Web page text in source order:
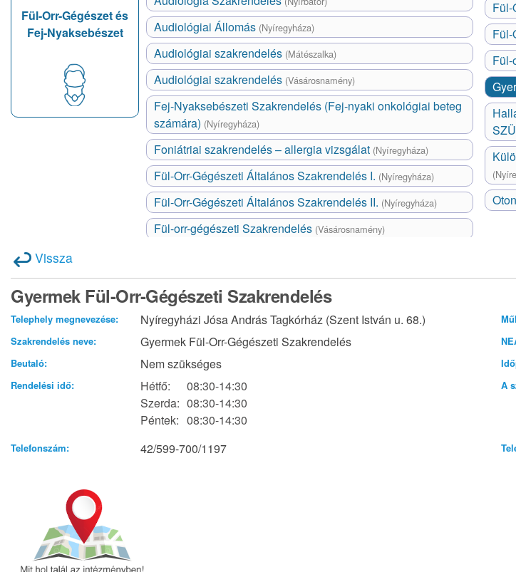
Fül-Orr-Gégészet és
Fej-Nyaksebészet
Audiológiai Állomás (Nyíregyháza)
Audiológiai szakrendelés (Mátészalka)
Audiológiai szakrendelés (Vásárosnamény)
Fej-Nyaksebészeti Szakrendelés (Fej-nyaki onkológiai beteg
számára) (Nyíregyháza)
Foniátriai szakrendelés – allergia vizsgálat (Nyíregyháza)
Fül-Orr-Gégészeti Általános Szakrendelés I. (Nyíregyháza)
Fül-Orr-Gégészeti Általános Szakrendelés II. (Nyíregyháza)
Fül-orr-gégészeti Szakrendelés (Vásárosnamény)
Fül-
Fül-
Fül-
Vissza
Gyermek Fül-Orr-Gégészeti Szakrendelés
Telephely megnevezése: Nyíregyházi Jósa András Tagkórház (Szent István u. 68.)
Szakrendelés neve: Gyermek Fül-Orr-Gégészeti Szakrendelés
Beutaló: Nem szükséges
Rendelési idő: Hétfő:
08:30-14:30
Szerda: 08:30-14:30
Péntek: 08:30-14:30
A
Telefonszám: 42/599-700/1197